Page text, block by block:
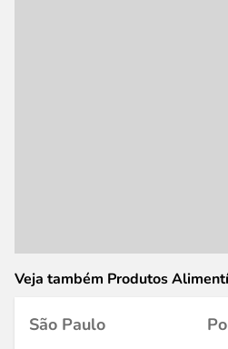
Veja também Produtos
São Paulo